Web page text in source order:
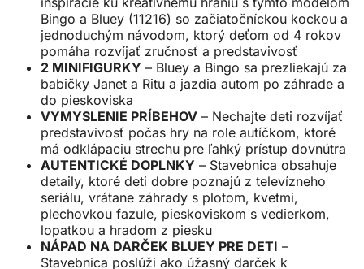
Bingo a Bluey (11216) so začiatočníckou kockou a
jednoduchým návodom, ktorý deťom od 4 rokov
pomáha rozvíjať zručnosť a predstavivosť
2 MINIFIGURKY – Bluey a Bingo sa prezliekajú za
babičky Janet a Ritu a jazdia autom po záhrade a
do pieskoviska
VYMYSLENIE PRÍBEHOV – Nechajte deti rozvíjať
predstavivosť počas hry na role autíčkom, ktoré
má odklápaciu strechu pre ľahký prístup dovnútra
AUTENTICKÉ DOPLNKY – Stavebnica obsahuje
detaily, ktoré deti dobre poznajú z televízneho
seriálu, vrátane záhrady s plotom, kvetmi,
plechovkou fazule, pieskoviskom s vedierkom,
lopatkou a hradom z piesku
NÁPAD NA DARČEK BLUEY PRE DETI –
Stavebnica poslúži ako úžasný darček k